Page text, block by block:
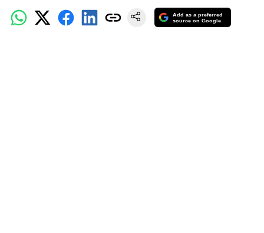
Add as a preferred
source on Google